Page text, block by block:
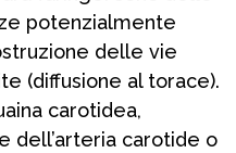
potenzialmente
delle vie
(diffusione al torace).
carotidea,
dell’arteria carotide o